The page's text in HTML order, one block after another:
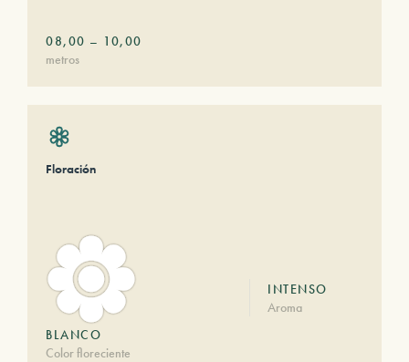
08,00 – 10,00
metros
Floración
BLANCO
Color floreciente
INTENSO
Aroma